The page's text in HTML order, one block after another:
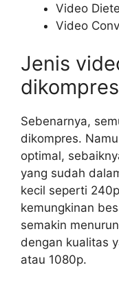
Video
Video
Jenis
Sebenarnya,
dikompres.
optimal,
yang sudah
kecil seperti
kemungkinan
semakin
dengan kualitas
atau 1080p.